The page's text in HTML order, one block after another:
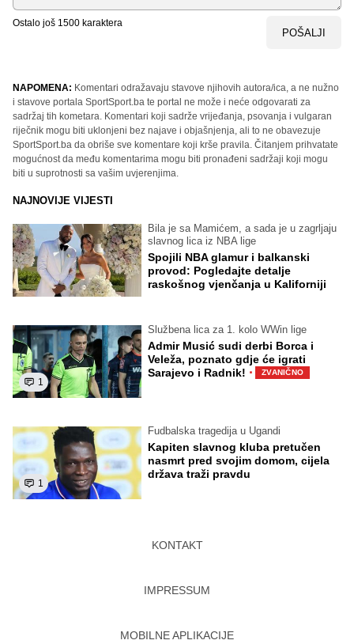
Ostalo još 1500 karaktera
POŠALJI
NAPOMENA: Komentari odražavaju stavove njihovih autora/ica, a ne nužno
i stavove portala SportSport.ba te portal ne može i neće odgovarati za
sadržaj tih kometara. Komentari koji sadrže vrijeđanja, psovanja i vulgaran
riječnik mogu biti uklonjeni bez najave i objašnjenja, ali to ne obavezuje
SportSport.ba da obriše sve komentare koji krše pravila. Čitanjem prihvatate
mogućnost da među komentarima mogu biti pronađeni sadržaji koji mogu
biti u suprotnosti sa vašim uvjerenjima.
NAJNOVIJE VIJESTI
Bila je sa Mamićem, a sada je u zagrljaju
slavnog lica iz NBA lige
Spojili NBA glamur i balkanski
provod: Pogledajte detalje
raskošnog vjenčanja u Kaliforniji
1
Službena lica za 1. kolo WWin lige
Admir Musić sudi derbi Borca i
Veleža, poznato gdje će igrati
Sarajevo i Radnik! · ZVANIČNO
1
Fudbalska tragedija u Ugandi
Kapiten slavnog kluba pretučen
nasmrt pred svojim domom, cijela
država traži pravdu
KONTAKT
IMPRESSUM
MOBILNE APLIKACIJE